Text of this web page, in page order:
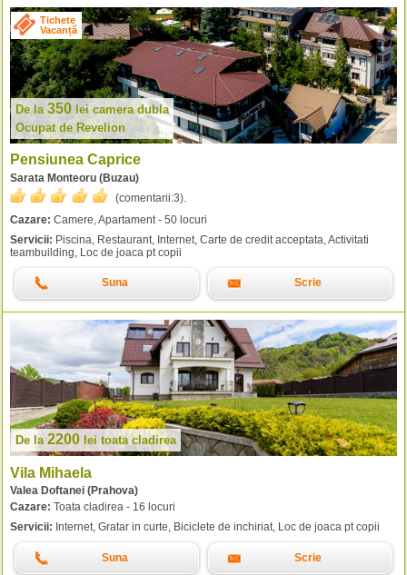
Tichete
Vacanță
De la 350 leicamera dubla
Ocupat de Revelion
Pensiunea Caprice
Sarata Monteoru (Buzau)
(comentarii:3).
Cazare: Camere, Apartament - 50 locuri
Servicii: Piscina, Restaurant, Internet, Carte de credit acceptata, Activitati
teambuilding, Loc de joaca pt copii
Suna Scrie
De la 2200 lei toata cladirea
Vila Mihaela
Valea Doftanei (Prahova)
Cazare: Toata cladirea - 16 locuri
Servicii: Internet, Gratar in curte, Biciclete de inchiriat, Loc de joaca pt copii
Suna Scrie